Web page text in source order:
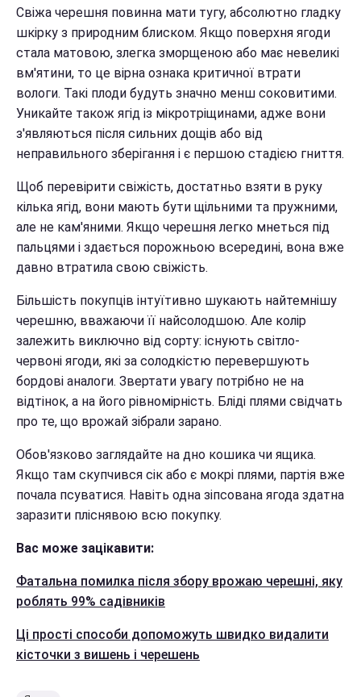
Свіжа черешня повинна мати тугу, абсолютно гладку
шкірку з природним блиском. Якщо поверхня ягоди
стала матовою, злегка зморщеною або має невеликі
вм'ятини, то це вірна ознака критичної втрати
вологи. Такі плоди будуть значно менш соковитими.
Уникайте також ягід із мікротріщинами, адже вони
з'являються після сильних дощів або від
неправильного зберігання і є першою стадією гниття.
Щоб перевірити свіжість, достатньо взяти в руку
кілька ягід, вони мають бути щільними та пружними,
але не кам'яними. Якщо черешня легко мнеться під
пальцями і здається порожньою всередині, вона вже
давно втратила свою свіжість.
Більшість покупців інтуїтивно шукають найтемнішу
черешню, вважаючи її найсолодшою. Але колір
залежить виключно від сорту: існують світло-
червоні ягоди, які за солодкістю перевершують
бордові аналоги. Звертати увагу потрібно не на
відтінок, а на його рівномірність. Бліді плями свідчать
про те, що врожай зібрали зарано.
Обов'язково заглядайте на дно кошика чи ящика.
Якщо там скупчився сік або є мокрі плями, партія вже
почала псуватися. Навіть одна зіпсована ягода здатна
заразити пліснявою всю покупку.
Вас може зацікавити:
Фатальна помилка після збору врожаю черешні, яку
роблять 99% садівників
Ці прості способи допоможуть швидко видалити
кісточки з вишень і черешень